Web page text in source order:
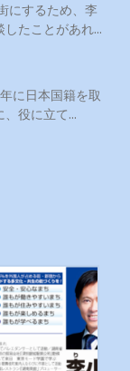
にするため、李
たことがあれ...
に日本国籍を取
役に立て...